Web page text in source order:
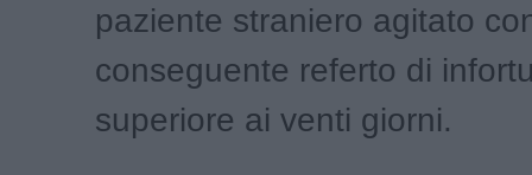
paziente straniero agitato
conseguente referto di
superiore ai venti giorni.